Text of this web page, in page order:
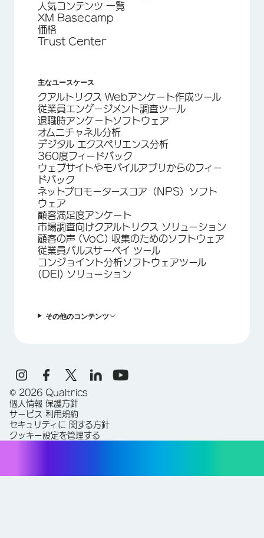
人気コンテンツ 一覧
XM Basecamp
価格
Trust Center
主なユースケース
クアルトリクス Webアンケート作成ツール
従業員エンゲージメント調査ツール
退職時アンケートソフトウェア
オムニチャネル分析
デジタル エクスペリエンス分析
360度フィードバック
ウェブサイトやモバイルアプリからのフィー
ドバック
ネットプロモータースコア（NPS）ソフト
ウェア
顧客満足度アンケート
市場調査向けクアルトリクス ソリューション
顧客の声 (VoC) 収集のためのソフトウェア
従業員パルスサーベイ ツール
コンジョイント分析ソフトウェアツール
(DEI) ソリューション
その他のコンテンツ
© 2026 Qualtrics
個人情報 保護方針
サービス 利用規約
セキュリティに 関する方針
クッキー設定を管理する